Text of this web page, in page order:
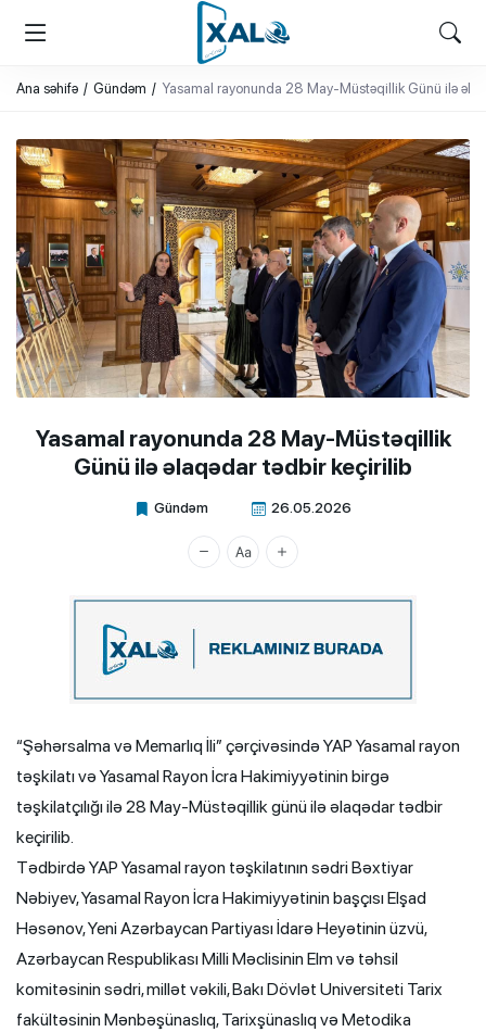
XALQ.ONLINE
ONLAYN PLATFORMA
Ana səhifə Gündəm Yasamal rayonunda 28 May-Müstəqillik Günü ilə
Yasamal rayonunda 28 May-Müstəqillik
Günü ilə əlaqədar tədbir keçirilib
Gündəm 26.05.2026
Xalq.Online
“Şəhərsalma və Memarlıq İli” çərçivəsində YAP Yasamal rayon
təşkilatı və Yasamal Rayon İcra Hakimiyyətinin birgə
təşkilatçılığı ilə 28 May-Müstəqillik günü ilə əlaqədar tədbir
keçirilib.
Tədbirdə YAP Yasamal rayon təşkilatının sədri Bəxtiyar
Nəbiyev, Yasamal Rayon İcra Hakimiyyətinin başçısı Elşad
Həsənov, Yeni Azərbaycan Partiyası İdarə Heyətinin üzvü,
Azərbaycan Respublikası Milli Məclisinin Elm və təhsil
komitəsinin sədri, millət vəkili, Bakı Dövlət Universiteti Tarix
fakültəsinin Mənbəşünaslıq, Tarixşünaslıq və Metodika